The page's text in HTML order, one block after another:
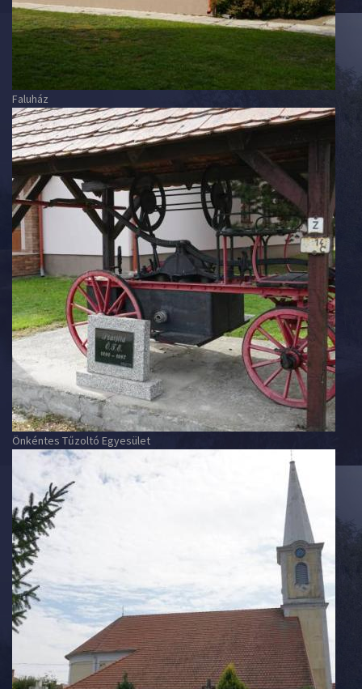
Faluház
Önkéntes Tűzoltó Egyesület